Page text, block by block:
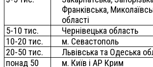
Франківська,
області
5-10 тис.
Чернівецька область
10-20 тис.
м. Севастополь
20-50 тис.
Львівська та Одеська
понад 50
м. Київ і АР Крим